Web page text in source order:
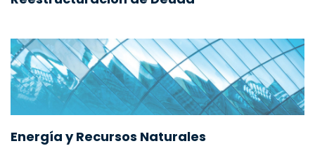
Energía y Recursos Naturales